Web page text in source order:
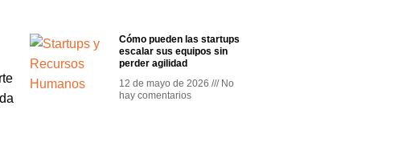
Cómo pueden las startups
escalar sus equipos sin
perder agilidad
12 de mayo de 2026
No
hay comentarios